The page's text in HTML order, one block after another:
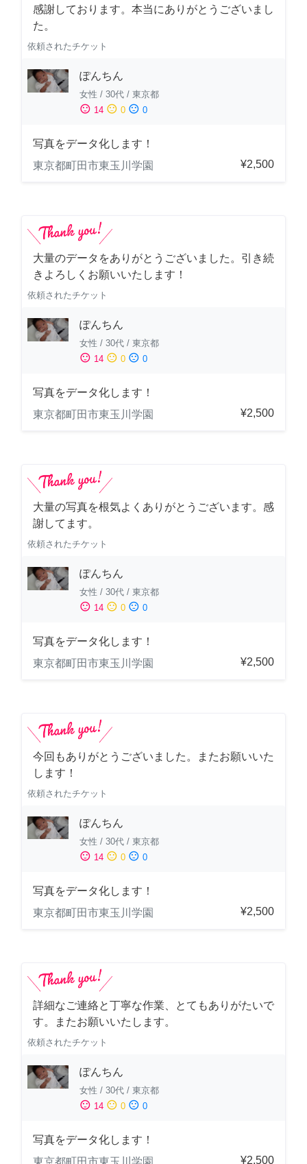
感謝しております。本当にありがとうございまし
た。
依頼されたチケット
ぽんちん
女性 / 30代 / 東京都
sentiment_satisfied 14 sentiment_neutral 0 sentiment_dissatisfied 0
写真をデータ化します！
東京都町田市東玉川学園
¥2,500
大量のデータをありがとうございました。引き続
きよろしくお願いいたします！
依頼されたチケット
ぽんちん
女性 / 30代 / 東京都
sentiment_satisfied 14 sentiment_neutral 0 sentiment_dissatisfied 0
写真をデータ化します！
東京都町田市東玉川学園
¥2,500
大量の写真を根気よくありがとうございます。感
謝してます。
依頼されたチケット
ぽんちん
女性 / 30代 / 東京都
sentiment_satisfied 14 sentiment_neutral 0 sentiment_dissatisfied 0
写真をデータ化します！
東京都町田市東玉川学園
¥2,500
今回もありがとうございました。またお願いいた
します！
依頼されたチケット
ぽんちん
女性 / 30代 / 東京都
sentiment_satisfied 14 sentiment_neutral 0 sentiment_dissatisfied 0
写真をデータ化します！
東京都町田市東玉川学園
¥2,500
詳細なご連絡と丁寧な作業、とてもありがたいで
す。またお願いいたします。
依頼されたチケット
ぽんちん
女性 / 30代 / 東京都
sentiment_satisfied 14 sentiment_neutral 0 sentiment_dissatisfied 0
写真をデータ化します！
東京都町田市東玉川学園
¥2,500